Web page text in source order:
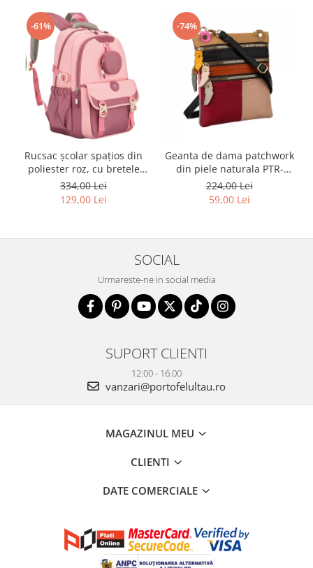
-61%
Rucsac școlar spațios din
poliester roz, cu bretele
reglabile - Peterson PTR-
PTN 8610-1327 PINK
334,00 Lei
129,00 Lei
-74%
Geanta de dama patchwork
din piele naturala PTR-
1718-SKL-6922 MULTI
224,00 Lei
59,00 Lei
SOCIAL
Urmareste-ne in social media
SUPORT CLIENTI
12:00 - 16:00
vanzari@portofelultau.ro
MAGAZINUL MEU
CLIENTI
DATE COMERCIALE